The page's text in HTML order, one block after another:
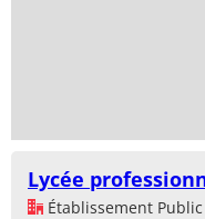
Lycée
Établissement